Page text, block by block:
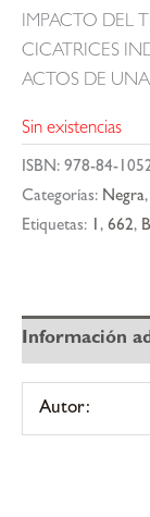
IMPACTO DEL
CICATRICES
ACTOS DE
Sin existencias
ISBN: 978-84-
Categorías: Negra,
Etiquetas: 1 , 662,
Información
Autor: